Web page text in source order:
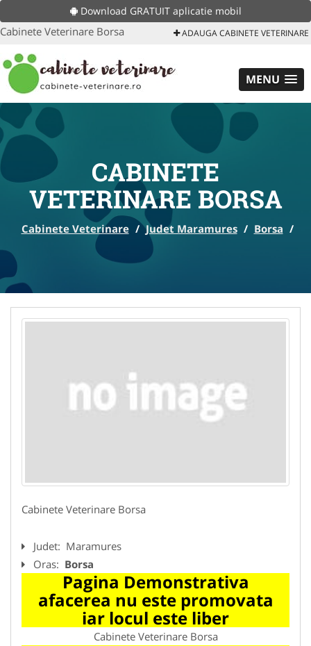
Download GRATUIT aplicatie mobil
Cabinete Veterinare Borsa ADAUGA CABINETE VETERINARE
MENU
CABINETE
VETERINARE BORSA
Cabinete Veterinare / Judet Maramures / Borsa /
Cabinete Veterinare Borsa
Judet: Maramures
Oras: Borsa
Pagina Demonstrativa
afacerea nu este promovata
iar locul este liber
Cabinete Veterinare Borsa